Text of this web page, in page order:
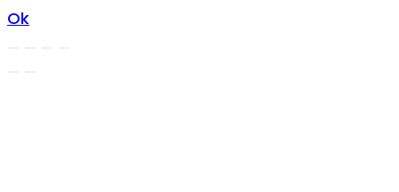
Ok